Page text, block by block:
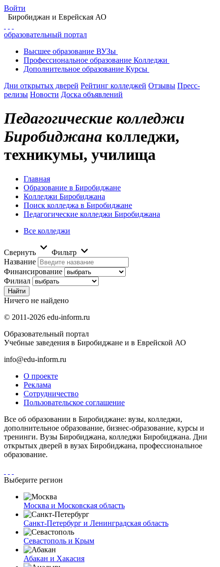
Войти
Биробиджан и Еврейская АО
образовательный портал
Высшее образование ВУЗы
Профессиональное образование Колледжи
Дополнительное образование Курсы
Дни открытых дверей Рейтинг колледжей Отзывы Пресс-
релизы Новости Доска объявлений
Педагогические колледжи
Биробиджана колледжи,
техникумы, училища
Главная
Образование в Биробиджане
Колледжи Биробиджана
Поиск колледжа в Биробиджане
Педагогические колледжи Биробиджана
Все колледжи
Свернуть
Фильтр
Название
Финансирование
Филиал
Ничего не найдено
© 2011-2026 edu-inform.ru
Образовательный портал
Учебные заведения в Биробиджане и в Еврейской АО
info@edu-inform.ru
О проекте
Реклама
Сотрудничество
Пользовательское соглашение
Все об образовании в Биробиджане: вузы, колледжи,
дополнительное образование, бизнес-образование, курсы и
тренинги. Вузы Биробиджана, колледжи Биробиджана. Дни
открытых дверей в вузах Биробиджана, профессиональное
образование.
Выберите регион
Москва и Московская область
Санкт-Петербург и Ленинградская область
Севастополь и Крым
Абакан и Хакасия